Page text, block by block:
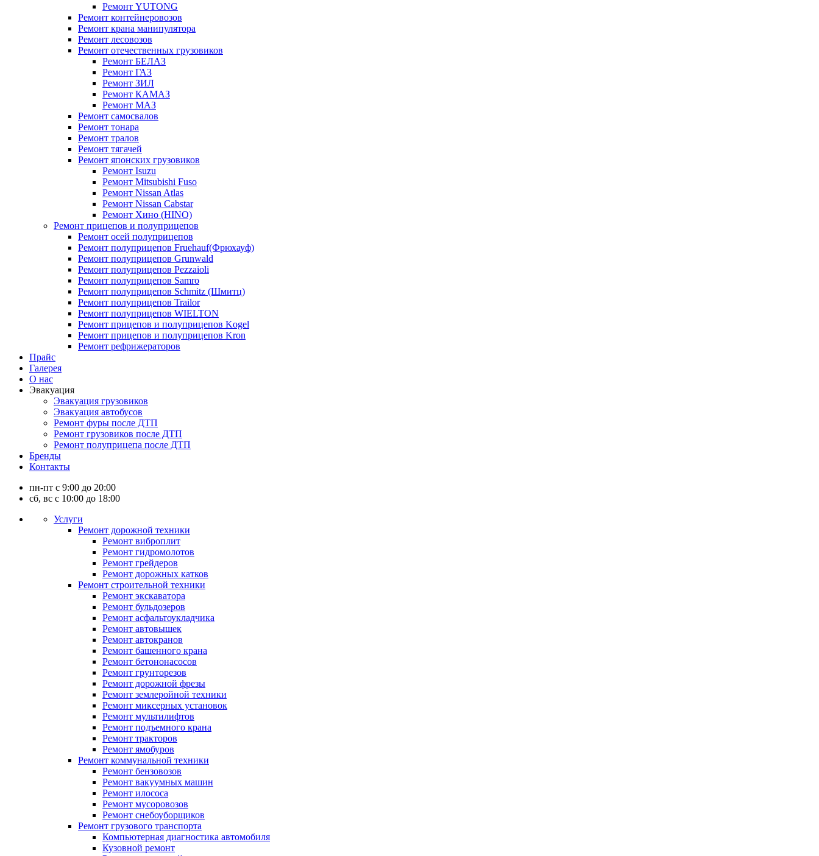
Ремонт YUTONG
Ремонт контейнеровозов
Ремонт крана манипулятора
Ремонт лесовозов
Ремонт отечественных грузовиков
Ремонт БЕЛАЗ
Ремонт ГАЗ
Ремонт ЗИЛ
Ремонт КАМАЗ
Ремонт МАЗ
Ремонт самосвалов
Ремонт тонара
Ремонт тралов
Ремонт тягачей
Ремонт японских грузовиков
Ремонт Isuzu
Ремонт Mitsubishi Fuso
Ремонт Nissan Atlas
Ремонт Nissan Cabstar
Ремонт Хино (HINO)
Ремонт прицепов и полуприцепов
Ремонт осей полуприцепов
Ремонт полуприцепов Fruehauf(Фрюхауф)
Ремонт полуприцепов Grunwald
Ремонт полуприцепов Pezzaioli
Ремонт полуприцепов Samro
Ремонт полуприцепов Schmitz (Шмитц)
Ремонт полуприцепов Trailor
Ремонт полуприцепов WIELTON
Ремонт прицепов и полуприцепов Kogel
Ремонт прицепов и полуприцепов Kron
Ремонт рефрижераторов
Прайс
Галерея
О нас
Эвакуация
Эвакуация грузовиков
Эвакуация автобусов
Ремонт фуры после ДТП
Ремонт грузовиков после ДТП
Ремонт полуприцепа после ДТП
Бренды
Контакты
пн-пт с 9:00 до 20:00
сб, вс с 10:00 до 18:00
Услуги
Ремонт дорожной техники
Ремонт виброплит
Ремонт гидромолотов
Ремонт грейдеров
Ремонт дорожных катков
Ремонт строительной техники
Ремонт экскаватора
Ремонт бульдозеров
Ремонт асфальтоукладчика
Ремонт автовышек
Ремонт автокранов
Ремонт башенного крана
Ремонт бетононасосов
Ремонт грунторезов
Ремонт дорожной фрезы
Ремонт землеройной техники
Ремонт миксерных установок
Ремонт мультилифтов
Ремонт подъемного крана
Ремонт тракторов
Ремонт ямобуров
Ремонт коммунальной техники
Ремонт бензовозов
Ремонт вакуумных машин
Ремонт илососа
Ремонт мусоровозов
Ремонт снебоуборщиков
Ремонт грузового транспорта
Компьютерная диагностика автомобиля
Кузовной ремонт